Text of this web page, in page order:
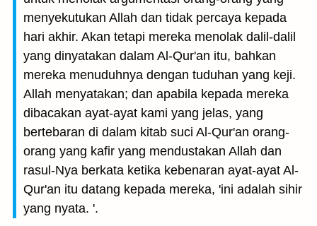
menyekutukan Allah dan tidak percaya kepada
hari akhir. Akan tetapi mereka menolak dalil-dalil
yang dinyatakan dalam Al-Qur'an itu, bahkan
mereka menuduhnya dengan tuduhan yang keji.
Allah menyatakan; dan apabila kepada mereka
dibacakan ayat-ayat kami yang jelas, yang
bertebaran di dalam kitab suci Al-Qur'an orang-
orang yang kafir yang mendustakan Allah dan
rasul-Nya berkata ketika kebenaran ayat-ayat Al-
Qur'an itu datang kepada mereka, 'ini adalah sihir
yang nyata. '.